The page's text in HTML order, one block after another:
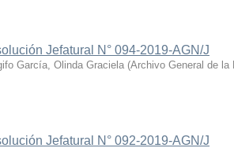
Jefatural N° 094-2019-AGN/J
García, Olinda Graciela (Archivo General de la
Jefatural N° 092-2019-AGN/J